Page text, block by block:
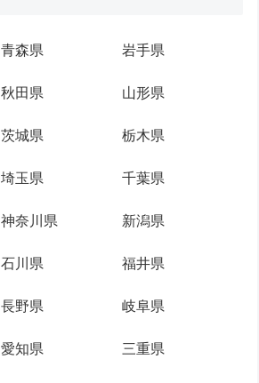
青森県 岩手県
秋田県 山形県
茨城県 栃木県
埼玉県 千葉県
神奈川県 新潟県
石川県 福井県
長野県 岐阜県
愛知県 三重県